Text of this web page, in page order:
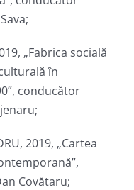
„Fabrica socială
în
conducător
2019, „Cartea
Covătaru;